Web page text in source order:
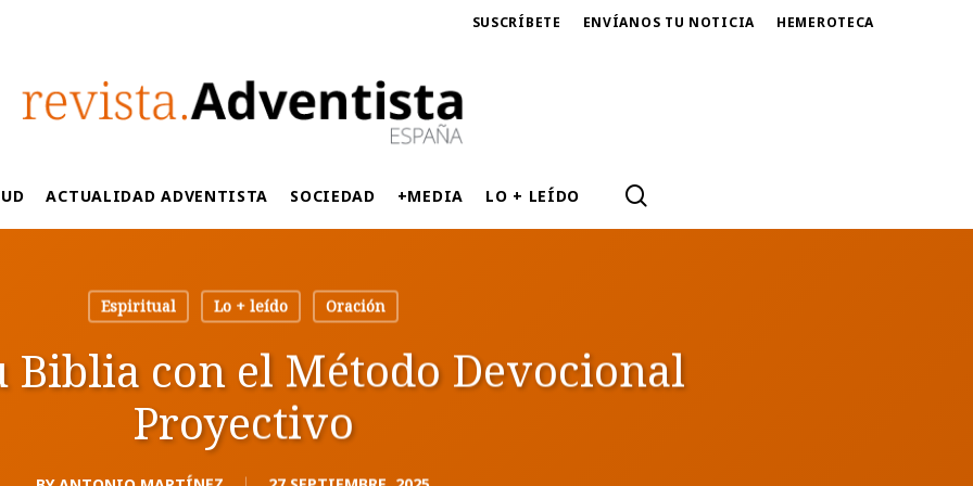
SUSCRÍBETE ENVÍANOS TU NOTICIA HEMEROTECA
ACTUALIDAD ADVENTISTA SOCIEDAD +MEDIA LO + LEÍDO
Espiritual Lo + leído Oración
Biblia con el Método Devocional
Proyectivo